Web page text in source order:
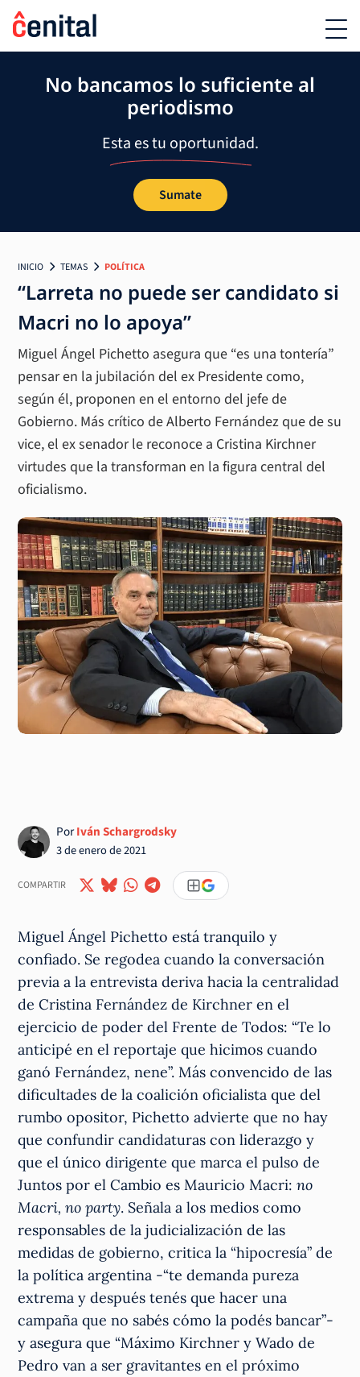
No bancamos lo suficiente al
periodismo
Esta es tu oportunidad.
Sumate
INICIO TEMAS POLÍTICA
“Larreta no puede ser candidato si
Macri no lo apoya”
Miguel Ángel Pichetto asegura que “es una tontería”
pensar en la jubilación del ex Presidente como,
según él, proponen en el entorno del jefe de
Gobierno. Más crítico de Alberto Fernández que de su
vice, el ex senador le reconoce a Cristina Kirchner
virtudes que la transforman en la figura central del
oficialismo.
PorIván Schargrodsky
3 de enero de 2021
COMPARTIR
Miguel Ángel Pichetto está tranquilo y
confiado. Se regodea cuando la conversación
previa a la entrevista deriva hacia la centralidad
de Cristina Fernández de Kirchner en el
ejercicio de poder del Frente de Todos: “Te lo
anticipé en el reportaje que hicimos cuando
ganó Fernández, nene”. Más convencido de las
dificultades de la coalición oficialista que del
rumbo opositor, Pichetto advierte que no hay
que confundir candidaturas con liderazgo y
que el único dirigente que marca el pulso de
Juntos por el Cambio es Mauricio Macri:no
Macri, no party. Señala a los medios como
responsables de la judicialización de las
medidas de gobierno, critica la “hipocresía” de
la política argentina -“te demanda pureza
extrema y después tenés que hacer una
campaña que no sabés cómo la podés bancar”-
y asegura que “Máximo Kirchner y Wado de
Pedro van a ser gravitantes en el próximo